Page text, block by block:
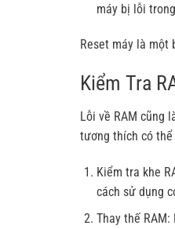
máy bị lỗi
Reset máy là một
Kiểm Tra
Lỗi về RAM cũng
tương thích có
Kiểm tra khe
cách sử dụng
Thay thế